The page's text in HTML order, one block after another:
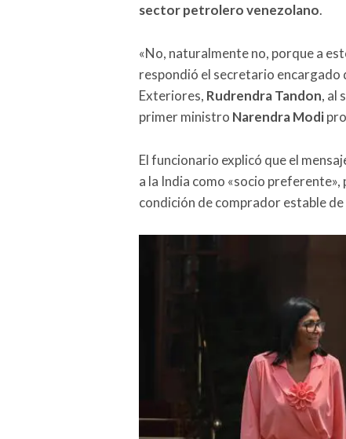
sector petrolero venezolano.
«No, naturalmente no, porque a
respondió el secretario
Exteriores, Rudrendra Tandon, al
primer ministro Narendra Modi
El funcionario explicó que el
a la India como «socio
condición de comprador estable